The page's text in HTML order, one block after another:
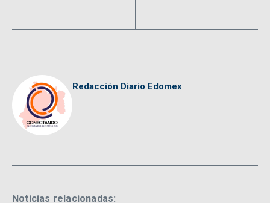
Redacción Diario Edomex
Noticias relacionadas: